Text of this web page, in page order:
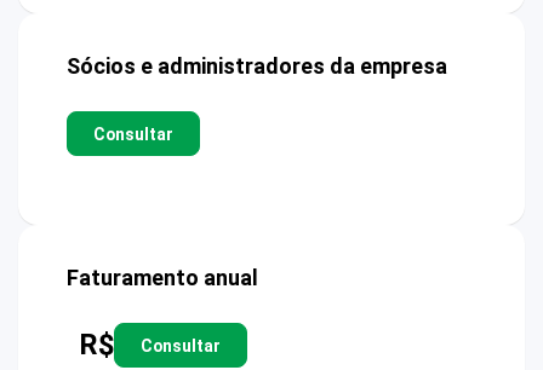
Sócios e administradores da empresa
Consultar
Faturamento anual
R$ Consultar